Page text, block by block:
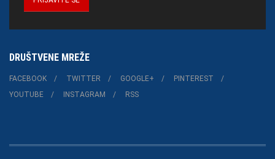
DRUŠTVENE MREŽE
FACEBOOK TWITTER GOOGLE+
PINTEREST
YOUTUBE
INSTAGRAM RSS